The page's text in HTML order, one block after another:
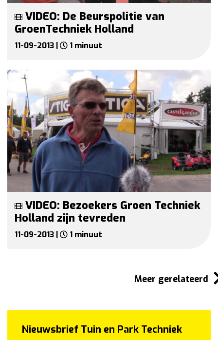
VIDEO: De Beurspolitie van
GroenTechniek Holland
11-09-2013 | 1 minuut
VIDEO: Bezoekers Groen Techniek
Holland zijn tevreden
11-09-2013 | 1 minuut
Meer gerelateerd
Nieuwsbrief Tuin en Park Techniek